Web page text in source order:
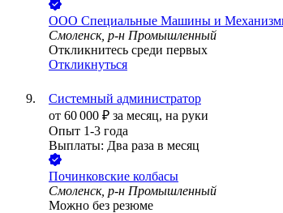
ООО Специальные Машины и
Смоленск, р-н Промышленный
Откликнитесь среди первых
Откликнуться
Системный администратор
от 60 000 ₽ за месяц, на руки
Опыт 1-3 года
Выплаты: Два раза в месяц
Починковские колбасы
Смоленск, р-н Промышленный
Можно без резюме